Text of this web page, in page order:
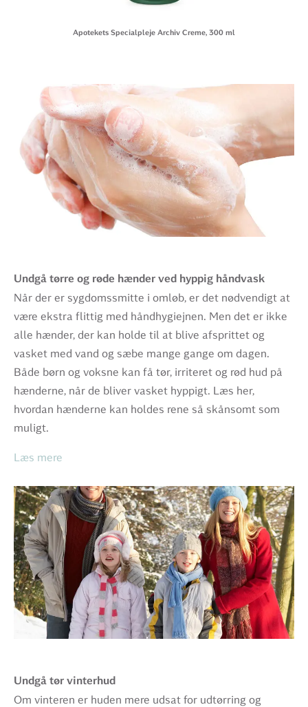
Apotekets Specialpleje Archiv Creme, 300 ml
Undgå tørre og røde hænder ved hyppig håndvask
Når der er sygdomssmitte i omløb, er det nødvendigt at
være ekstra flittig med håndhygiejnen. Men det er ikke
alle hænder, der kan holde til at blive afsprittet og
vasket med vand og sæbe mange gange om dagen.
Både børn og voksne kan få tør, irriteret og rød hud på
hænderne, når de bliver vasket hyppigt. Læs her,
hvordan hænderne kan holdes rene så skånsomt som
muligt.
Læs mere
Undgå tør vinterhud
Om vinteren er huden mere udsat for udtørring og